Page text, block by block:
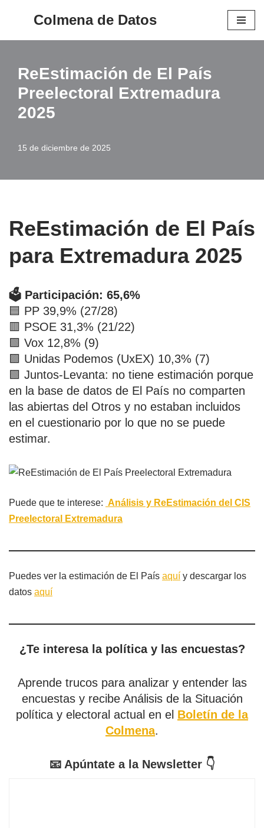
Colmena de Datos
ReEstimación de El País
Preelectoral Extremadura
2025
15 de diciembre de 2025
ReEstimación de El País
para Extremadura 2025
🗳️ Participación: 65,6%
🟦 PP 39,9% (27/28)
🟥 PSOE 31,3% (21/22)
🟩 Vox 12,8% (9)
🟪 Unidas Podemos (UxEX) 10,3% (7)
🟩 Juntos-Levanta: no tiene estimación porque
en la base de datos de El País no comparten
las abiertas del Otros y no estaban incluidos
en el cuestionario por lo que no se puede
estimar.
Puede que te interese: Análisis y ReEstimación del CIS
Preelectoral Extremadura
Puedes ver la estimación de El País aquí y descargar los
datos aquí
¿Te interesa la política y las encuestas?
Aprende trucos para analizar y entender las
encuestas y recibe Análisis de la Situación
política y electoral actual en el Boletín de la
Colmena.
📧 Apúntate a la Newsletter 👇